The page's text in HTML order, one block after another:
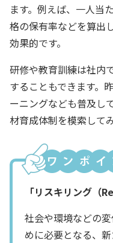
ます。例えば、一人当
格の保有率などを算出
効果的です。
研修や教育訓練は社内
することもできます。
ーニングなども普及し
材育成体制を模索して
「リスキリング（
社会や環境などの
めに必要となる、